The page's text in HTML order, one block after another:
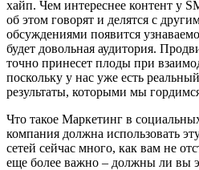
хайп. Чем интереснее контент у
об этом говорят и делятся с
обсуждениями появится
будет довольная аудитория.
точно принесет плоды при
поскольку у нас уже есть
результаты, которыми мы
Что такое Маркетинг в
компания должна использовать
сетей сейчас много, как вам не
еще более важно – должны ли вы